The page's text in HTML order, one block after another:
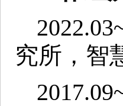
究所，智